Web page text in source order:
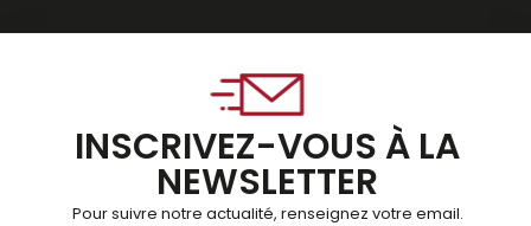
INSCRIVEZ-VOUS À LA
NEWSLETTER
Pour suivre notre actualité, renseignez votre email.